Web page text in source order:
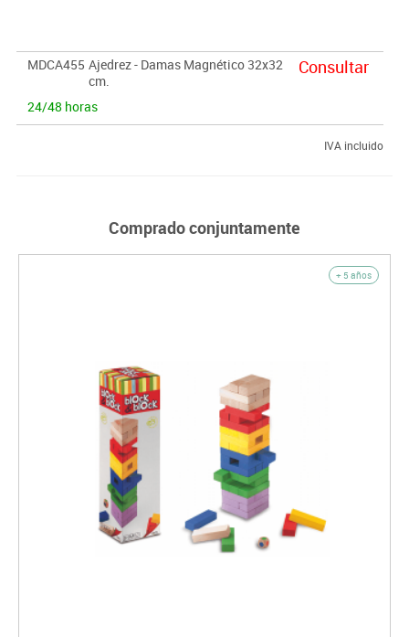
MDCA455 Ajedrez - Damas Magnético 32x32
cm.
24/48 horas
Consultar
IVA incluido
Comprado conjuntamente
+ 5 años